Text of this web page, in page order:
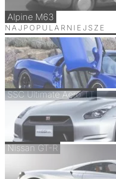
Alpine M63
NAJPOPULARNIEJSZE
SSC Ultimate Aero TT
Nissan GT-R